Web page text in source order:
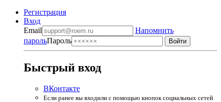
Регистрация
Вход
Email
Напомнить
парольПароль
Быстрый вход
ВКонтакте
Если ранее вы входили с помощью кнопок социальных сетей